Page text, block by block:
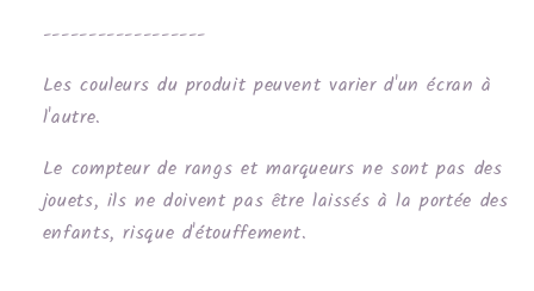
------------------
Les couleurs du produit peuvent varier d'un écran à
l'autre.
Le compteur de rangs et marqueurs ne sont pas des
jouets, ils ne doivent pas être laissés à la portée des
enfants, risque d'étouffement.